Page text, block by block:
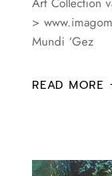
>
Mundi ‘Gez
READ MORE